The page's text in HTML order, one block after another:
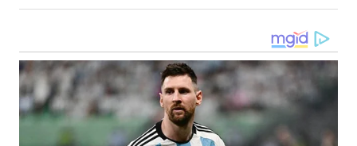
GORONTALO
WN
SULUT